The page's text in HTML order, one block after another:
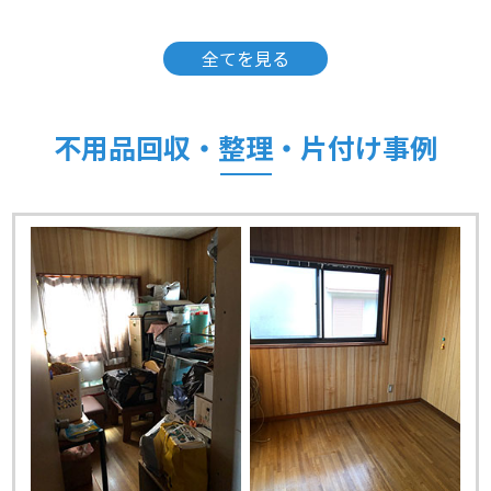
全てを見る
不用品回収・整理・片付け事例